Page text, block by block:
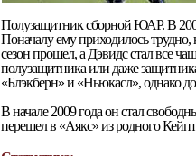
Полузащитник сборной ЮАР. В
Поначалу ему приходилось трудно,
сезон прошел, а Дэвидс стал все
полузащитника или даже
«Блэкберн» и «Ньюкасл», однако
В начале 2009 года он стал
перешел в «Аякс» из родного